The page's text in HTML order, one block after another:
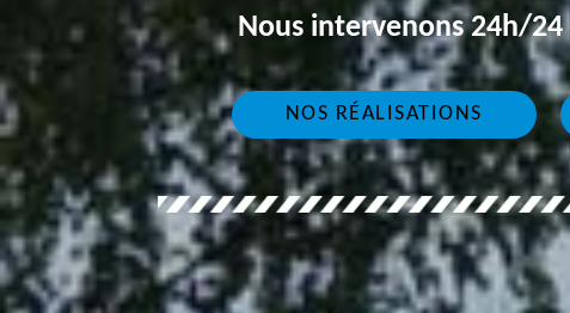
Nous intervenons 24h/
NOS RÉALISATIONS